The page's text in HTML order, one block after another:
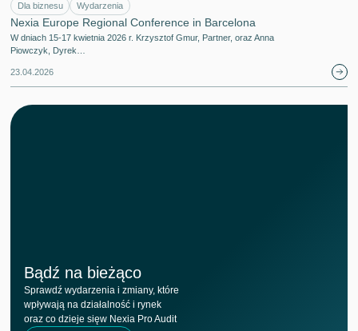
Dla biznesu Wydarzenia
Nexia Europe Regional Conference in Barcelona
W dniach 15-17 kwietnia 2026 r. Krzysztof Gmur, Partner, oraz Anna
Piowczyk, Dyrek…
23.04.2026
Bądź na bieżąco
Sprawdź wydarzenia i zmiany, które
wpływają na działalność i rynek
oraz co dzieje sięw Nexia Pro Audit